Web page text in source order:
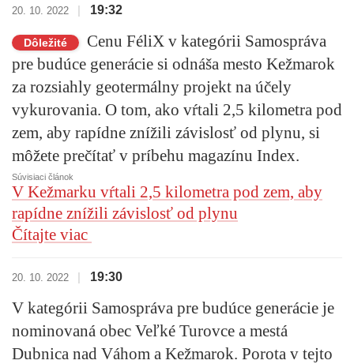
20. 10. 2022 19:32
Dôležité
Cenu FéliX v kategórii Samospráva
pre budúce generácie si odnáša mesto Kežmarok
za rozsiahly geotermálny projekt na účely
vykurovania. O tom, ako vŕtali 2,5 kilometra pod
zem, aby rapídne znížili závislosť od plynu, si
môžete prečítať v príbehu magazínu Index.
Súvisiaci článok
V Kežmarku vŕtali 2,5 kilometra pod zem, aby
rapídne znížili závislosť od plynu
Čítajte viac
20. 10. 2022 19:30
V kategórii Samospráva pre budúce generácie je
nominovaná obec Veľké Turovce a mestá
Dubnica nad Váhom a Kežmarok. Porota v tejto